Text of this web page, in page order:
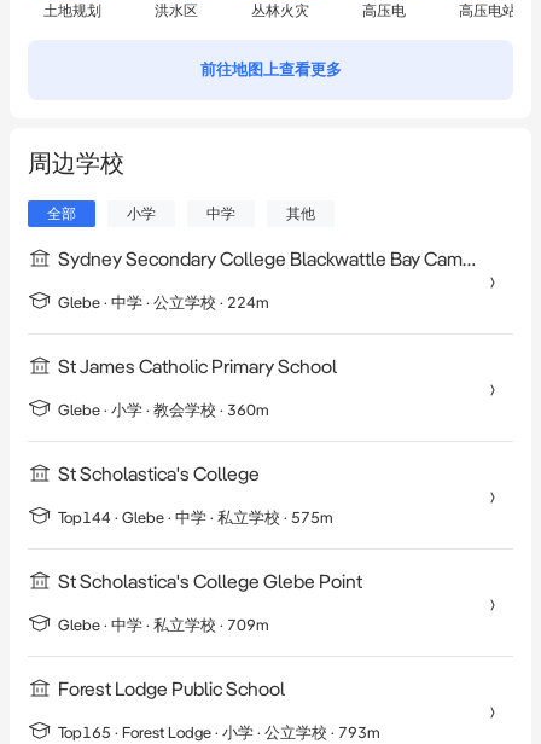
土地规划 洪水区 丛林火灾 高压电 高压电站
前往地图上查看更多
周边学校
全部 小学 中学 其他
Sydney Secondary College Blackwattle Bay Campus
Glebe · 中学 · 公立学校 · 224m
St James Catholic Primary School
Glebe · 小学 · 教会学校 · 360m
St Scholastica's College
Top144 · Glebe · 中学 · 私立学校 · 575m
St Scholastica's College Glebe Point
Glebe · 中学 · 私立学校 · 709m
Forest Lodge Public School
Top165 · Forest Lodge · 小学 · 公立学校 · 793m